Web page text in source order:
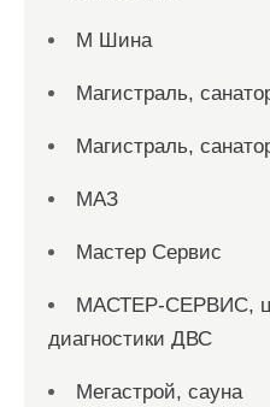
М Шина
Магистраль,
Магистраль,
МАЗ
Мастер Сервис
МАСТЕР-СЕРВИС,
диагностики ДВС
Мегастрой, сауна